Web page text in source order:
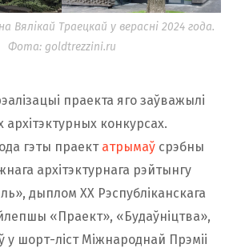
Вялікай Траецкай у верасні 2024 года.
Фота: goldtrezzini.ru
праекта яго заўважылі
конкурсах.
гэты праект атрымаў срэбны
архітэктурнага рэйтынгу
дыплом ХХ Рэспубліканскага
«Праект», «Будаўніцтва»,
у шорт-ліст Міжнароднай Прэміі